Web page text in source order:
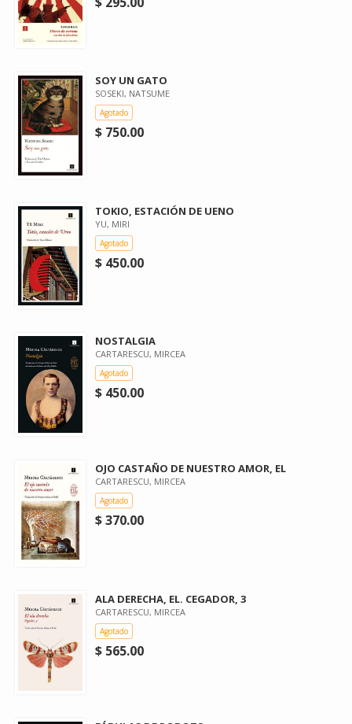
SOY UN GATO
SOSEKI, NATSUME
Agotado
$ 750.00
TOKIO, ESTACIÓN DE UENO
YU, MIRI
Agotado
$ 450.00
NOSTALGIA
CARTARESCU, MIRCEA
Agotado
$ 450.00
OJO CASTAÑO DE NUESTRO AMOR, EL
CARTARESCU, MIRCEA
Agotado
$ 370.00
ALA DERECHA, EL. CEGADOR, 3
CARTARESCU, MIRCEA
Agotado
$ 565.00